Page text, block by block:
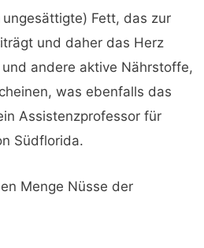
Fett, das zur
und daher das Herz
andere aktive Nährstoffe,
was ebenfalls das
Assistenzprofessor für
Südflorida.
Menge Nüsse der